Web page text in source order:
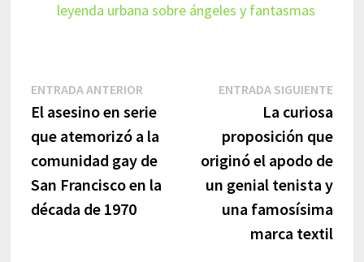
leyenda urbana sobre ángeles y fantasmas
Navegación
de
entradas
ENTRADA ANTERIOREntrada
anterior:
El asesino en serie
que atemorizó a la
comunidad gay de
San Francisco en la
década de 1970
ENTRADA SIGUIENTE
La curiosa
proposición que
originó el apodo de
un genial tenista y
una famosísima
marca textil